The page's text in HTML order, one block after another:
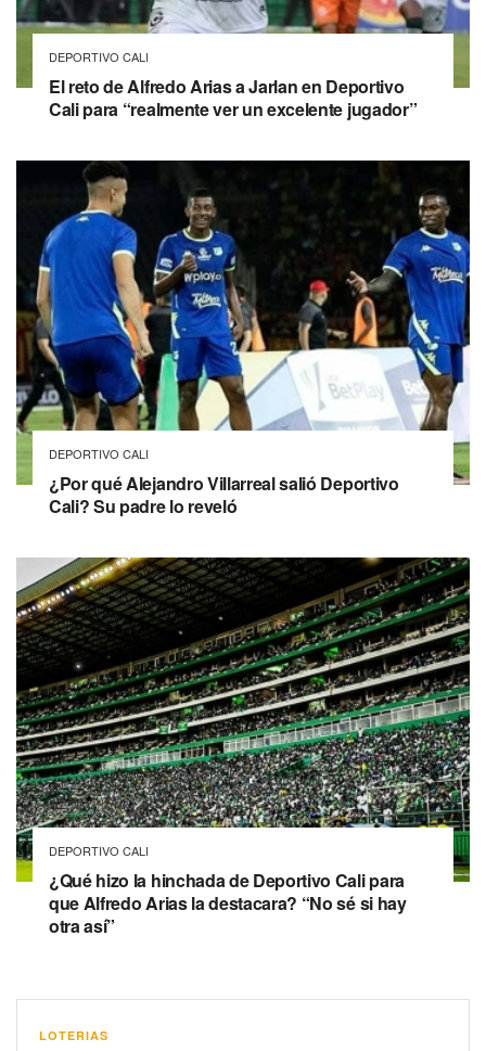
DEPORTIVO CALI
El reto de Alfredo Arias a Jarlan en Deportivo
Cali para “realmente ver un excelente jugador”
DEPORTIVO CALI
¿Por qué Alejandro Villarreal salió Deportivo
Cali? Su padre lo reveló
DEPORTIVO CALI
¿Qué hizo la hinchada de Deportivo Cali para
que Alfredo Arias la destacara? “No sé si hay
otra así”
LOTERIAS